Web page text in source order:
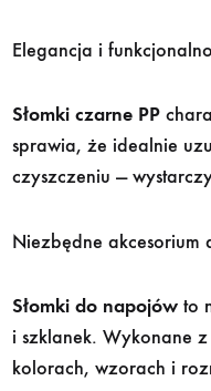
Elegancja i
Słomki czarne PP
sprawia, że idealnie
czyszczeniu —
Niezbędne akcesorium
Słomki do napojów to
i szklanek. Wykonane
kolorach, wzorach i